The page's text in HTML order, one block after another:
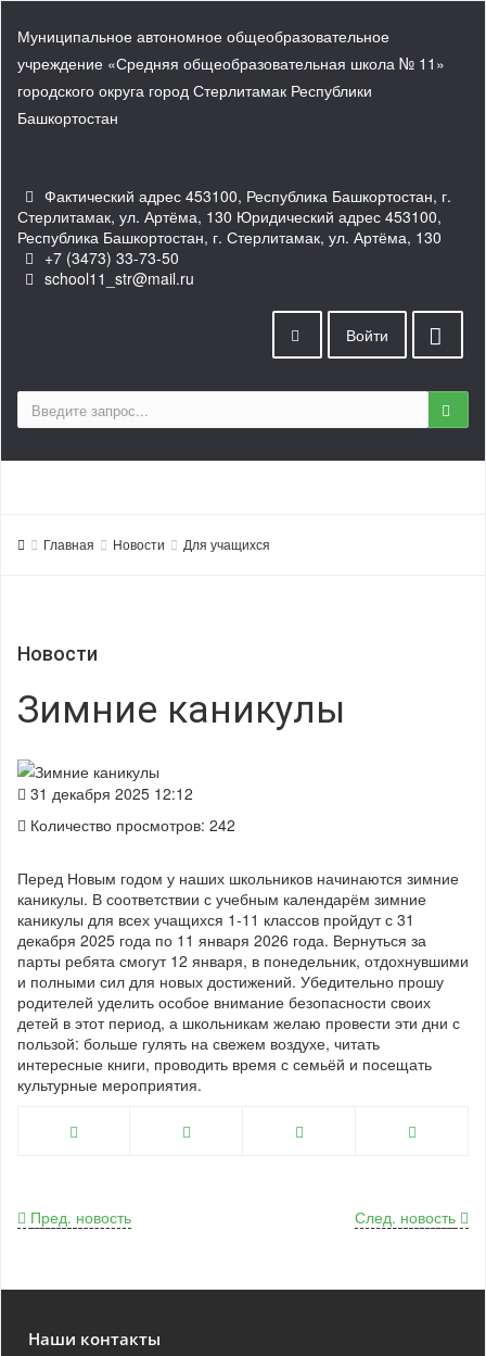
Муниципальное автономное общеобразовательное
учреждение «Средняя общеобразовательная школа № 11»
городского округа город Стерлитамак Республики
Башкортостан
Фактический адрес 453100, Республика Башкортостан, г.
Стерлитамак, ул. Артёма, 130 Юридический адрес 453100,
Республика Башкортостан, г. Стерлитамак, ул. Артёма, 130
+7 (3473) 33-73-50
school11_str@mail.ru
Войти
Главная Новости Для учащихся
Новости
Зимние каникулы
31 декабря 2025 12:12
Количество просмотров: 242
Перед Новым годом у наших школьников начинаются зимние
каникулы. В соответствии с учебным календарём зимние
каникулы для всех учащихся 1-11 классов пройдут с 31
декабря 2025 года по 11 января 2026 года. Вернуться за
парты ребята смогут 12 января, в понедельник, отдохнувшими
и полными сил для новых достижений. Убедительно прошу
родителей уделить особое внимание безопасности своих
детей в этот период, а школьникам желаю провести эти дни с
пользой: больше гулять на свежем воздухе, читать
интересные книги, проводить время с семьёй и посещать
культурные мероприятия.
След. новость
Пред. новость
Наши контакты